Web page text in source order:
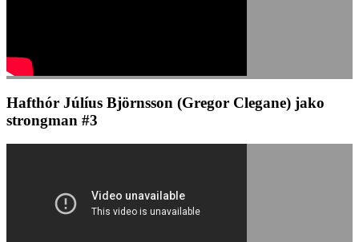
Hafthór Júlíus Björnsson (Gregor Clegane) jako
strongman #3